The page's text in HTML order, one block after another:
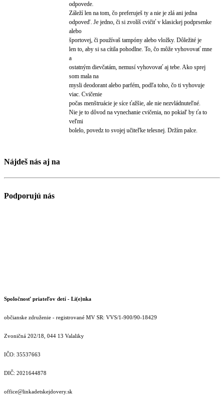
odpovede.
Záleží len na tom, čo preferuješ ty a nie je zlá ani jedna
odpoveď. Je jedno, či si zvolíš cvičiť v klasickej podprsenke
alebo
športovej, či používaš tampóny alebo vložky. Dôležité je
len to, aby si sa cítila pohodlne. To, čo môže vyhovovať mne
a
ostatným dievčatám, nemusí vyhovovať aj tebe. Ako sprej
som mala na
mysli deodorant alebo parfém, podľa toho, čo ti vyhovuje
viac. Cvičenie
počas menštruácie je síce ťažšie, ale nie nezvládnuteľné.
Nie je to dôvod na vynechanie cvičenia, no pokiaľ by ťa to
veľmi
bolelo, povedz to svojej učiteľke telesnej. Držím palce.
Nájdeš nás aj na
Podporujú nás
Spoločnosť priateľov detí - Li(e)nka
občianske združenie - registrované MV SR: VVS/1-900/90-18429
Zvoničná 202/18, 044 13 Valaliky
IČO: 35537663
DIČ: 2021644878
office@linkadetskejdovery.sk